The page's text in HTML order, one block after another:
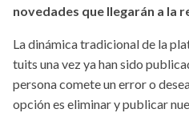
novedades que llegarán a la
La dinámica tradicional de la
tuits una vez ya han sido
persona comete un error o
opción es eliminar y publicar